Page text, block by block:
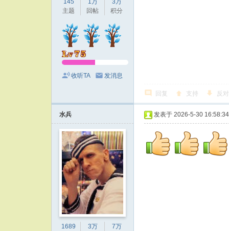
145
主题
1万
回帖
3万
积分
收听TA 发消息
回复 支持 反对
水兵
1689
3万
7万
发表于 2026-5-30 16:58:34